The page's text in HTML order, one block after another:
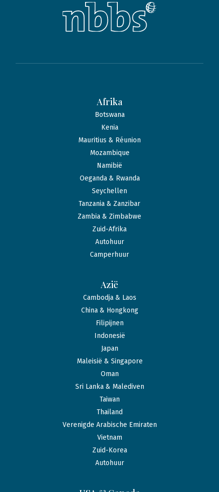
Afrika
Botswana
Kenia
Mauritius & Réunion
Mozambique
Namibië
Oeganda & Rwanda
Seychellen
Tanzania & Zanzibar
Zambia & Zimbabwe
Zuid-Afrika
Autohuur
Camperhuur
Azië
Cambodja & Laos
China & Hongkong
Filipijnen
Indonesië
Japan
Maleisië & Singapore
Oman
Sri Lanka & Malediven
Taiwan
Thailand
Verenigde Arabische Emiraten
Vietnam
Zuid-Korea
Autohuur